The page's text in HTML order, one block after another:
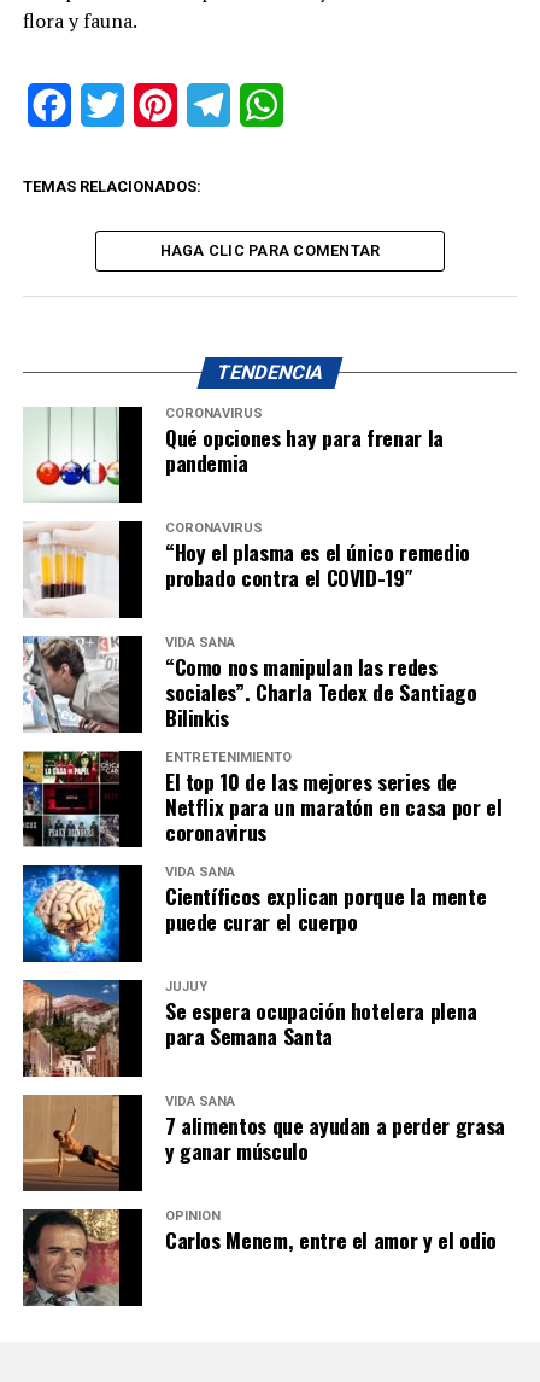
flora y fauna.
FacebookTwitter PinterestTelegram
TEMAS RELACIONADOS:
HAGA CLIC PARA COMENTAR
TENDENCIA
CORONAVIRUS
Qué opciones hay para frenar la
pandemia
CORONAVIRUS
“Hoy el plasma es el único remedio
probado contra el COVID-19″
VIDA SANA
“Como nos manipulan las redes
sociales”. Charla Tedex de Santiago
Bilinkis
ENTRETENIMIENTO
El top 10 de las mejores series de
Netflix para un maratón en casa por el
coronavirus
VIDA SANA
Científicos explican porque la mente
puede curar el cuerpo
JUJUY
Se espera ocupación hotelera plena
para Semana Santa
VIDA SANA
7 alimentos que ayudan a perder grasa
y ganar músculo
OPINIÓN
Carlos Menem, entre el amor y el odio